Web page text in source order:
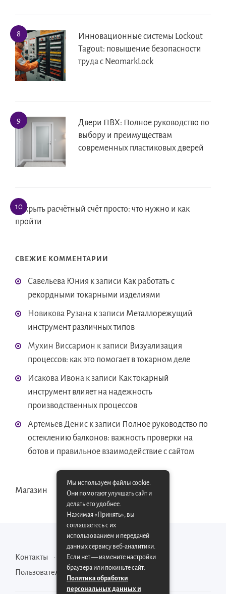
Инновационные системы Lockout
Tagout: повышение безопасности
труда с NeomarkLock
Двери ПВХ: Полное руководство по
выбору и преимуществам
современных пластиковых дверей
Открыть расчётный счёт просто: что нужно и как
пройти
СВЕЖИЕ КОММЕНТАРИИ
Савельева Юния к записи Как работать с
рекордными токарными изделиями
Новикова Рузана к записи Металлорежущий
инструмент различных типов
Мухин Виссарион к записи Визуализация
процессов: как это помогает в токарном деле
Исакова Ивона к записи Как токарный
инструмент влияет на надежность
производственных процессов
Артемьев Денис к записи Полное руководство по
остеклению балконов: важность проверки на
ботов и правильное взаимодействие с сайтом
Магазин
Контакты
Карта сайта
Пользовательское соглашение
Мы используем файлы cookie.
Они помогают улучшать сайт и
делать его удобнее.
Нажимая «Принять», вы
соглашаетесь с их
использованием и передачей
данных сервису веб-аналитики.
Если нет — измените настройки
браузера или покиньте сайт.
Политика обработки
персональных данных и